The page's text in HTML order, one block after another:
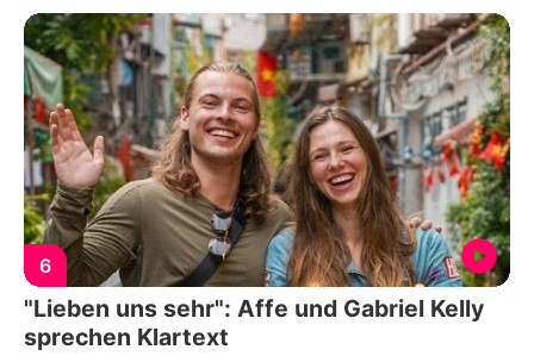
6
"Lieben uns sehr": Affe und Gabriel Kelly
sprechen Klartext